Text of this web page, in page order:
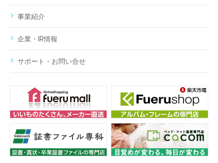
事業紹介
企業・IR情報
サポート・お問い合せ